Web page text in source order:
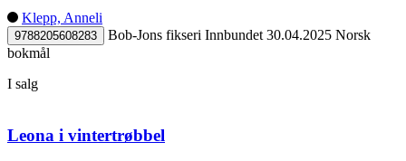
Klepp, Anneli
9788205608283 Bob-Jons fikseri Innbundet 30.04.2025 Norsk
bokmål
I salg
Leona i vintertrøbbel